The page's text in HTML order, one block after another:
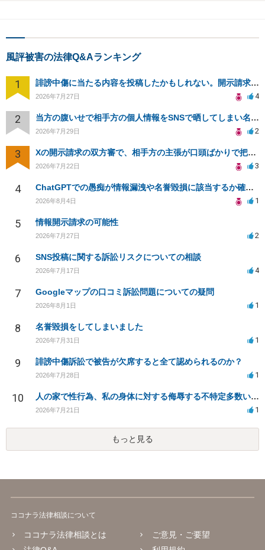
風評被害の法律Q&Aランキング
1 誹謗中傷に当たる内容を投稿したかもしれない。開示請求や民事刑事裁判に発展しうるのか教えて欲しい。
2026年7月27日 4
2 当方の腹いせで相手方の個人情報をSNSで晒してしまい名誉毀損させてしまったかもしれない
2026年7月29日 2
3 Xの開示請求の双方審で、相手方の主張が口頭ばかりで把握しきれません
2026年7月22日 3
4 ChatGPTでの愚痴が情報漏洩や名誉毀損に該当するか確認したい
2026年8月4日 1
5 情報開示請求の可能性
2026年7月27日 2
6 SNS投稿に関する訴訟リスクについての相談
2026年7月17日 4
7 Googleマップの口コミ訴訟問題についての疑問
2026年8月1日 1
8 名誉毀損をしてしまいました
2026年7月31日 1
9 誹謗中傷訴訟で被告が欠席すると全て認められるのか？
2026年7月28日 1
10 人の家で性行為、私の身体に対する侮辱する不特定多数いる生配信での放送の発言について。
2026年7月21日 1
もっと見る
ココナラ法律相談について
ココナラ法律相談とは
ご意見・ご要望